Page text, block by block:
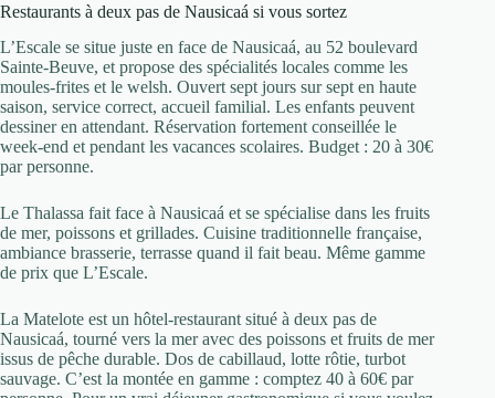
Restaurants à deux pas de Nausicaá si vous sortez
L’Escale se situe juste en face de Nausicaá, au 52 boulevard
Sainte-Beuve, et propose des spécialités locales comme les
moules-frites et le welsh. Ouvert sept jours sur sept en haute
saison, service correct, accueil familial. Les enfants peuvent
dessiner en attendant. Réservation fortement conseillée le
week-end et pendant les vacances scolaires. Budget : 20 à 30€
par personne.
Le Thalassa fait face à Nausicaá et se spécialise dans les fruits
de mer, poissons et grillades. Cuisine traditionnelle française,
ambiance brasserie, terrasse quand il fait beau. Même gamme
de prix que L’Escale.
La Matelote est un hôtel-restaurant situé à deux pas de
Nausicaá, tourné vers la mer avec des poissons et fruits de mer
issus de pêche durable. Dos de cabillaud, lotte rôtie, turbot
sauvage. C’est la montée en gamme : comptez 40 à 60€ par